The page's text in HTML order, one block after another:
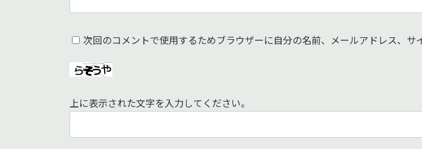
次回のコメントで使用するためブラウザーに自分の名前、メールアドレス、サ
上に表示された文字を入力してください。